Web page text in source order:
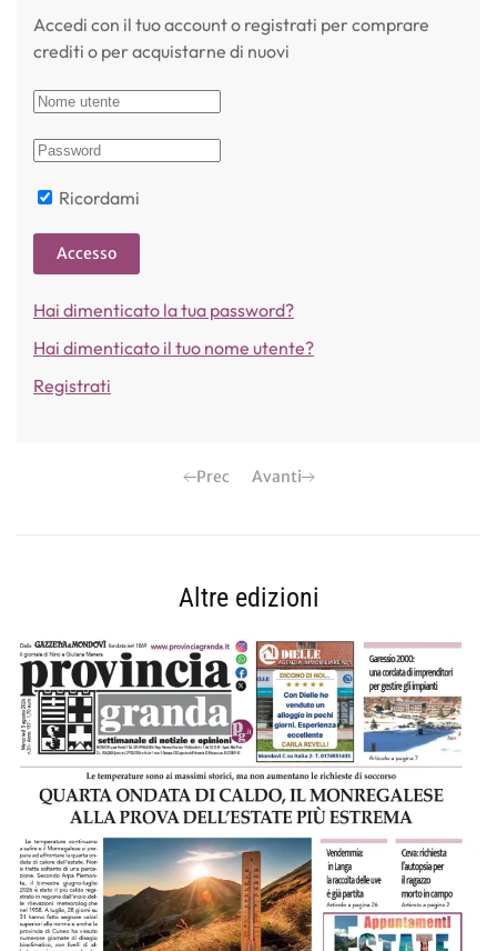
Accedi con il tuo account o registrati per comprare
crediti o per acquistarne di nuovi
Ricordami
Accesso
Hai dimenticato la tua password?
Hai dimenticato il tuo nome utente?
Registrati
Prec Avanti
Altre edizioni